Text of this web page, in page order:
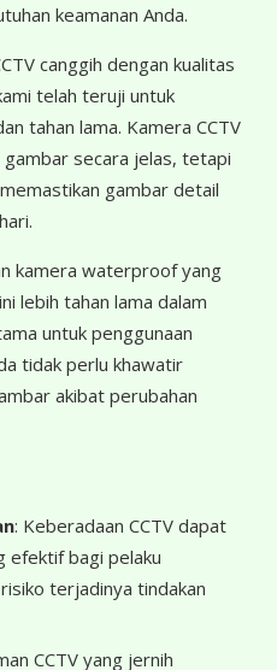
keamanan Anda.
canggih dengan kualitas
telah teruji untuk
tahan lama. Kamera CCTV
gambar secara jelas, tetapi
gambar detail
kamera waterproof yang
lebih tahan lama dalam
untuk penggunaan
tidak perlu khawatir
akibat perubahan
: Keberadaan CCTV dapat
efektif bagi pelaku
terjadinya tindakan
CCTV yang jernih